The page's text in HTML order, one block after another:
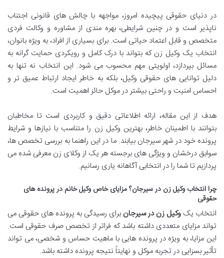
در دنیای حقوقی پیچیده امروز، مواجهه با چالش های قانونی اجتناب
ناپذیر است و در چنین شرایطی، بهره مندی از مشاوره و وکالت فردی
متخصص و قابل اعتماد حیاتی است. برای بسیاری از افراد، به ویژه بانوان،
انتخاب یک وکیل زن که بتواند با درک کامل و رویکردی حمایت گرانه به
مسائل بپردازد، اولویتی مهم محسوب می شود. این انتخاب نه تنها به
دلیل توانایی های حقوقی وکیل، بلکه به خاطر ایجاد ارتباط عمیق تر و
احساس امنیت و راحتی بیشتر در موکل حائز اهمیت است.
هدف از این مقاله، ارائه اطلاعاتی دقیق و کاربردی است تا مخاطبان
بتوانند با اطمینان خاطر، بهترین وکیل زن را متناسب با نیازها و شرایط
پرونده خود در شهر سیرجان بیابند. ما در این راهنما به بررسی تخصص ها،
سوابق درخشان و ویژگی های برجسته هر یک از وکلای زن معرفی شده می
پردازیم تا شما را در انتخابی آگاهانه یاری رسانیم.
چرا انتخاب وکیل زن در سیرجان؟ مزایای خاص وکیل خانم در پرونده های
حقوقی
انتخاب یک وکیل زن در سیرجان برای رسیدگی به پرونده های حقوقی می
تواند مزایای متعددی داشته باشد که فراتر از تخصص صرف حقوقی است.
این مزایا، به ویژه در پرونده هایی با ماهیت حساس و شخصی، می تواند
تأثیر بسزایی در تجربه موکل و نهایتاً نتیجه پرونده داشته باشد.